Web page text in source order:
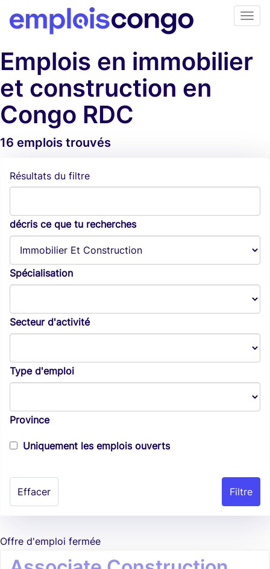
Emplois en immobilier
et construction en
Congo RDC
16 emplois trouvés
Résultats du filtre
décris ce que tu recherches
Spécialisation
Secteur d'activité
Type d'emploi
Province
Uniquement les emplois ouverts
Effacer
Offre d'emploi fermée